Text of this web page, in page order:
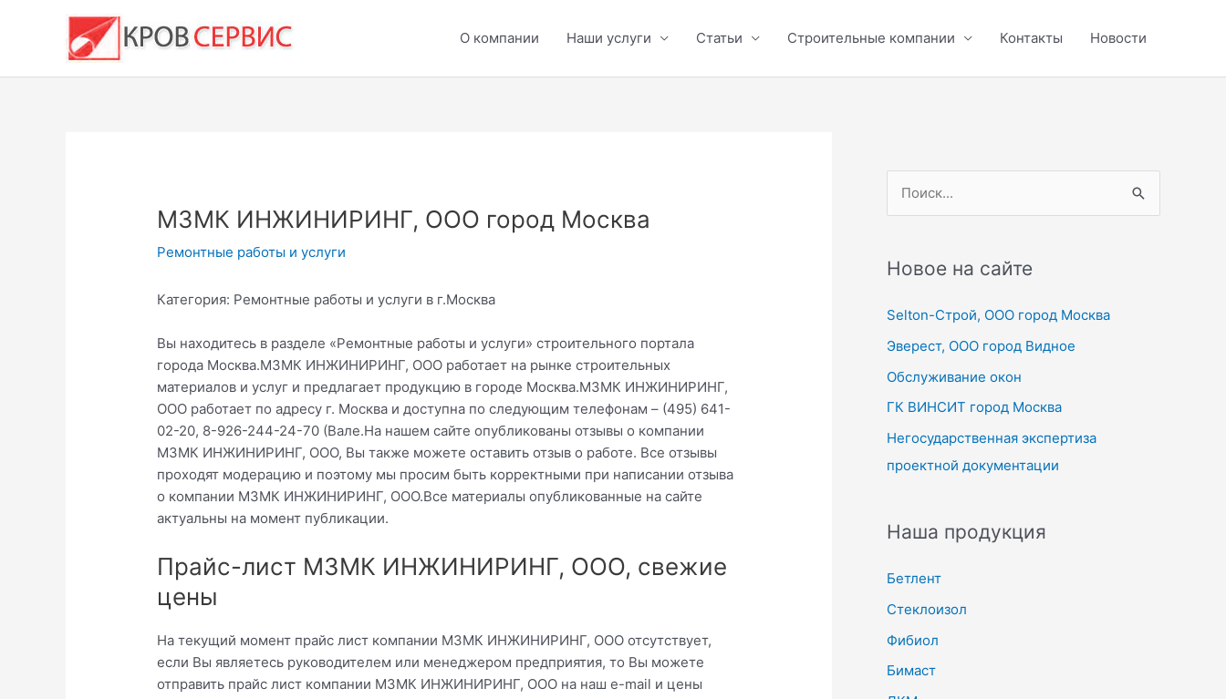
содержимому
О компании Наши услуги Статьи Строительные компании Контакты Новости
МЗМК ИНЖИНИРИНГ, ООО город Москва
Ремонтные работы и услуги
Категория: Ремонтные работы и услуги в г.Москва
Вы находитесь в разделе «Ремонтные работы и услуги» строительного портала
города Москва.МЗМК ИНЖИНИРИНГ, ООО работает на рынке строительных
материалов и услуг и предлагает продукцию в городе Москва.МЗМК ИНЖИНИРИНГ,
ООО работает по адресу г. Москва и доступна по следующим телефонам – (495) 641-
02-20, 8-926-244-24-70 (Вале.На нашем сайте опубликованы отзывы о компании
МЗМК ИНЖИНИРИНГ, ООО, Вы также можете оставить отзыв о работе. Все отзывы
проходят модерацию и поэтому мы просим быть корректными при написании отзыва
о компании МЗМК ИНЖИНИРИНГ, ООО.Все материалы опубликованные на сайте
актуальны на момент публикации.
Прайс-лист МЗМК ИНЖИНИРИНГ, ООО, свежие
цены
На текущий момент прайс лист компании МЗМК ИНЖИНИРИНГ, ООО отсутствует,
если Вы являетесь руководителем или менеджером предприятия, то Вы можете
отправить прайс лист компании МЗМК ИНЖИНИРИНГ, ООО на наш e-mail и цены
с
:
Новое на сайте
Selton-Строй, OOO город Москва
Эверест, ООО город Видное
Обслуживание окон
ГК ВИНСИТ город Москва
Негосударственная экспертиза
проектной документации
Наша продукция
Бетлент
Стеклоизол
Фибиол
Бимаст